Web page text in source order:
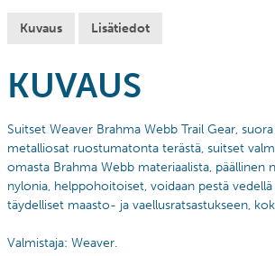
Kuvaus Lisätiedot
KUVAUS
Suitset Weaver Brahma Webb Trail Gear,
metalliosat ruostumatonta terästä, suitset
omasta Brahma Webb materiaalista, päällinen
nylonia, helppohoitoiset, voidaan pestä vedellä
täydelliset maasto- ja vaellusratsastukseen,
Valmistaja: Weaver.